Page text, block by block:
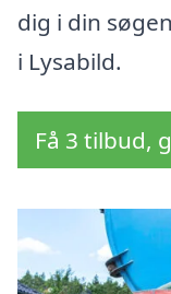
dig i din
i Lysabild.
Få 3 tilbud,